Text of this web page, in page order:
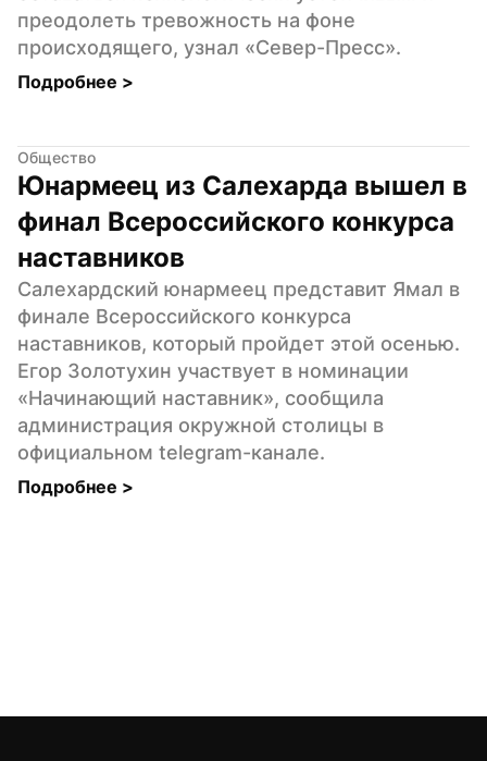
преодолеть тревожность на фоне
происходящего, узнал «Север-Пресс».
Подробнее >
Общество
Юнармеец из Салехарда вышел в
финал Всероссийского конкурса
наставников
Салехардский юнармеец представит Ямал в
финале Всероссийского конкурса
наставников, который пройдет этой осенью.
Егор Золотухин участвует в номинации
«Начинающий наставник», сообщила
администрация окружной столицы в
официальном telegram-канале.
Подробнее >